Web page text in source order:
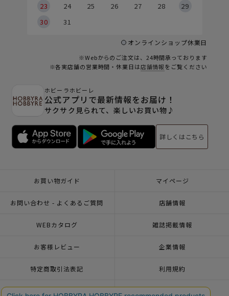
23
24 25 26 27 28
29
30
31
オンラインショップ休業日
※Webからのご注文は、24時間承っております
※各実店舗の営業時間・休業日は店舗情報をご覧ください
ホビーラホビーレ
公式アプリで最新情報をお届け！
サクサク見られて、楽しいお買い物♪
詳しくはこちら
お買い物ガイド マイページ
お問い合わせ - よくあるご質問 店舗情報
WEBカタログ 雑誌掲載情報
お客様レビュー 企業情報
特定商取引法表記 利用規約
一緒に働こう♪求人情報